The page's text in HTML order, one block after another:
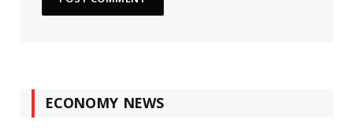
ECONOMY NEWS